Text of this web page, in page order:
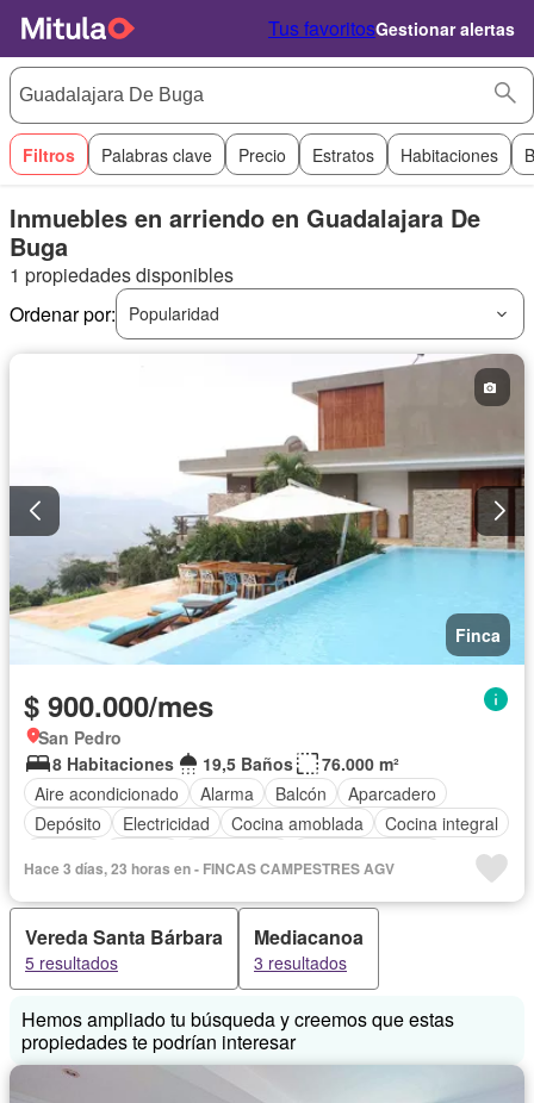
Tus favoritosGestionar alertas
Filtros Palabras clave Precio Estratos Habitaciones
Inmuebles en arriendo en Guadalajara De
Buga
1 propiedades disponibles
Ordenar por:
Popularidad
Finca
$ 900.000/mes
San Pedro
8 Habitaciones
19,5 Baños
76.000 m²
Aire acondicionado
Alarma Balcón
Aparcadero
Depósito
Electricidad Cocina amoblada
Cocina integral
Cuarto de servicio
Terraza Agua
Tanque de agua
Área infantil
Vigilante Jardín
Barbecue
Caseta de vigilancia
Seguridad privada
Permite mascotas
Permite niños Solo familias
Hace 3 días, 23 horas en - FINCAS CAMPESTRES AGV
Vereda Santa Bárbara
5 resultados
Mediacanoa
3 resultados
Hemos ampliado tu búsqueda y creemos que estas
propiedades te podrían interesar